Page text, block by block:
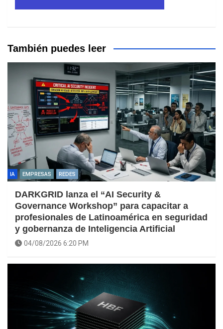
También puedes leer
IA EMPRESAS REDES
DARKGRID lanza el “AI Security &
Governance Workshop” para capacitar a
profesionales de Latinoamérica en seguridad
y gobernanza de Inteligencia Artificial
04/08/2026 6:20 PM